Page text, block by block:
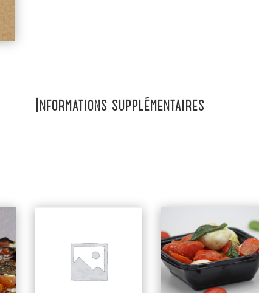
Informations supplémentaires